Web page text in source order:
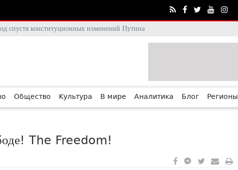
спустя конституционных изменений Путина
Общество Культура В мире Аналитика Блог Регионы
The Freedom!